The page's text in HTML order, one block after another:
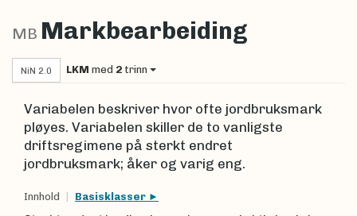
MB Markbearbeiding
NiN 2.0 LKM med 2 trinn
Variabelen beskriver hvor ofte jordbruksmark
pløyes. Variabelen skiller de to vanligste
driftsregimene på sterkt endret
jordbruksmark; åker og varig eng.
Innhold Basisklasser